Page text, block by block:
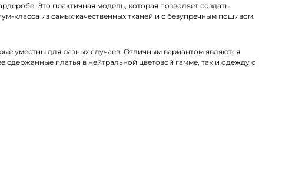
Это практичная модель, которая позволяет создать
класса из самых качественных тканей и с безупречным пошивом.
уместны для разных случаев. Отличным вариантом являются
платья в нейтральной цветовой гамме, так и одежду с
от бренда премиум-класса. В наличии трендовые модели из